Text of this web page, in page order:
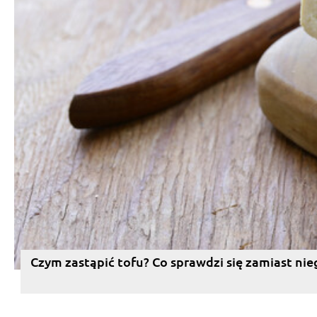
Czym zastąpić tofu? Co sprawdzi się zamiast